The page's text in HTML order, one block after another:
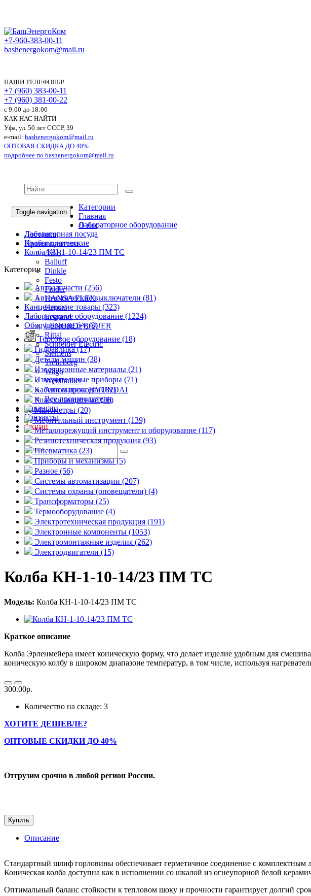
+7-960-383-00-11
bashenergokom@mail.ru
НАШИ ТЕЛЕФОНЫ!
+7 (960) 383-00-11
+7 (960) 381-00-22
c 9:00 до 18:00
КАК НАС НАЙТИ
Уфа, ул. 50 лет СССР, 39
e-mail: bashenergokom@mail.ru
ОПТОВАЯ СКИДКА ДО 40%
подробнее по bashenergokom@mail.ru
Toggle navigation
Категории
Главная
О нас
Доставка
Производители
ABB
Balluff
Dinkle
Festo
Finder
HANSA FLEX
Hensel
Legrand
LENORD+BAUER
Rittal
Schneider Electric
Siemens
Trelleborg
Wago
Weidmuller
Автоматика HYUNDAI
Все производители
Вакансии
Контакты
Акции
Лабораторное оборудование
Лабораторная посуда
Колбы конические
Колба КН-1-10-14/23 ПМ ТС
Категории
Автозапчасти (256)
Автоматические выключатели (81)
Канцелярские товары (323)
Лабораторное оборудование (1224)
Оборудование б/у (3)
Торговое оборудование (18)
Гидравлика (17)
Детали машин (38)
Изоляционные материалы (21)
Измерительные приборы (71)
Кабели и провода (182)
Кожухи защитные (16)
Манометры (20)
Мерительный инструмент (139)
Металлорежущий инструмент и оборудование (117)
Резинотехническая продукция (93)
Пневматика (23)
Приборы и механизмы (5)
Разное (56)
Системы автоматизации (207)
Системы охраны (оповещатели) (4)
Трансформаторы (25)
Термооборудование (4)
Электротехническая продукция (191)
Электронные компоненты (1053)
Электромонтажные изделия (262)
Электродвигатели (15)
Колба КН-1-10-14/23 ПМ ТС
Модель: Колба КН-1-10-14/23 ПМ ТС
Краткое описание
Колба Эрленмейера имеет коническую форму, что делает изделие удобным для
коническую колбу в широком диапазоне температур, в том числе, используя
300.00р.
Количество на складе: 3
ХОТИТЕ ДЕШЕВЛЕ?
ОПТОВЫЕ СКИДКИ ДО 40%
Отгрузим срочно в любой регион России.
Купить
Описание
Стандартный шлиф горловины обеспечивает герметичное соединение с
Коническая колба доступна как в исполнении со шкалой из огнеупорной белой
Оптимальный баланс стойкости к тепловом шоку и прочности гарантирует долгий